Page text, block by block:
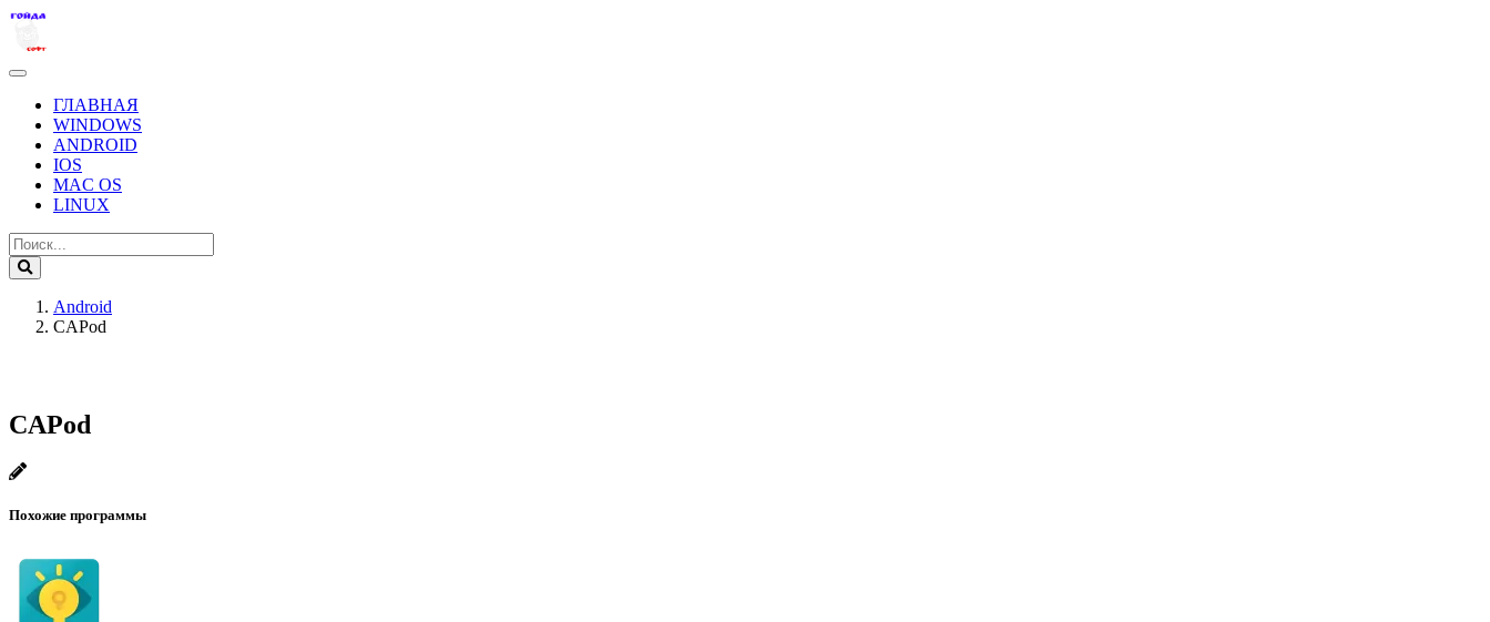
ГЛАВНАЯ
WINDOWS
ANDROID
IOS
MAC OS
LINUX
Android
CAPod
CAPod
Похожие программы